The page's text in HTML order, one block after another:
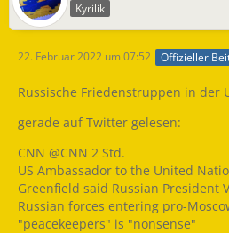
Kyrilik
22. Februar 2022 um 07:52 Offizieller
Russische Friedenstruppen in der
gerade auf Twitter gelesen:
CNN @CNN 2 Std.
US Ambassador to the United
Greenfield said Russian President
Russian forces entering pro-
"peacekeepers" is "nonsense"